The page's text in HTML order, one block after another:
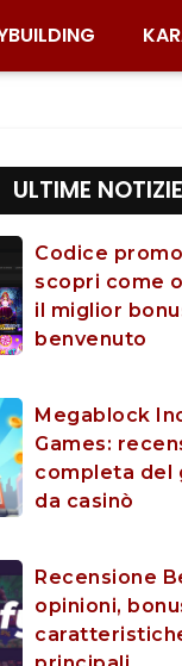
ULTIME NOTIZIE
Codice
scopri come
il miglior
benvenuto
Megablock
Games:
completa del
da casinò
Recensione
opinioni,